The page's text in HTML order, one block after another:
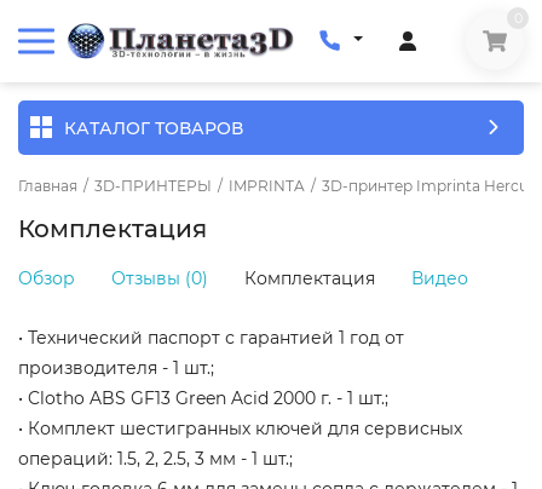
КАТАЛОГ ТОВАРОВ
Главная / 3D-ПРИНТЕРЫ / IMPRINTA / 3D-принтер Imprinta
Комплектация
Обзор Отзывы (0) Комплектация Видео
• Технический паспорт с гарантией 1 год от
производителя - 1 шт.;
• Clotho ABS GF13 Green Acid 2000 г. - 1 шт.;
• Комплект шестигранных ключей для сервисных
операций: 1.5, 2, 2.5, 3 мм - 1 шт.;